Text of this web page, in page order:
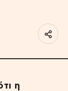
η